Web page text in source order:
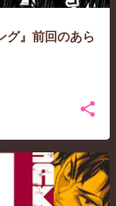
グ』前回のあら